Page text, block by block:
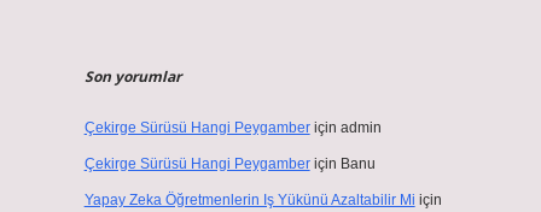
Son yorumlar
Çekirge Sürüsü Hangi Peygamberiçin admin
Çekirge Sürüsü Hangi Peygamberiçin Banu
Yapay Zeka Öğretmenlerin Iş Yükünü Azaltabilir Mi için